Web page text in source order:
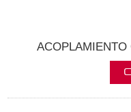
ACOPLAMIENTO